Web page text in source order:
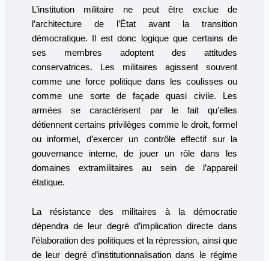
L’institution militaire ne peut être exclue de
l’architecture de l’État avant la transition
démocratique. Il est donc logique que certains de
ses membres adoptent des attitudes
conservatrices. Les militaires agissent souvent
comme une force politique dans les coulisses ou
comme une sorte de façade quasi civile. Les
armées se caractérisent par le fait qu’elles
détiennent certains privilèges comme le droit, formel
ou informel, d’exercer un contrôle effectif sur la
gouvernance interne, de jouer un rôle dans les
domaines extramilitaires au sein de l’appareil
étatique.
La résistance des militaires à la démocratie
dépendra de leur degré d’implication directe dans
l’élaboration des politiques et la répression, ainsi que
de leur degré d’institutionnalisation dans le régime